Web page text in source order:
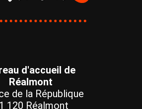
d'accueil de
Réalmont
de la République
120 Réalmont